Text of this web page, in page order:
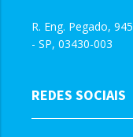
R. Eng. Pegado,
- SP, 03430-003
REDES SOCIAIS